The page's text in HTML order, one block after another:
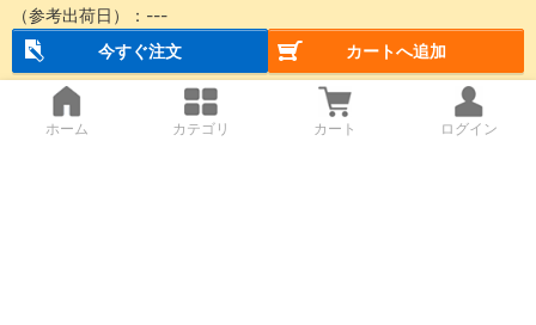
（参考出荷日）： ---
今すぐ注文
カートへ追加
ホーム カテゴリ カート ログイン